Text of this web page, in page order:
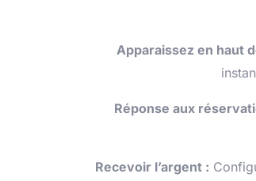
Apparaissez en haut
Réponse aux
Recevoir l’argent :